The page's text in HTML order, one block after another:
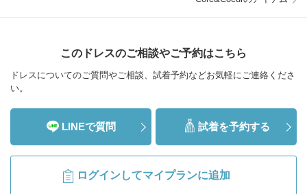
このドレスのご相談やご予約はこちら
ドレスについてのご質問やご相談、試着予約などお気軽にご連絡くださ
い。
LINEで質問 試着を予約する
ログインしてマイプランに追加